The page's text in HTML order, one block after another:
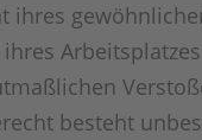
ihres
besteht